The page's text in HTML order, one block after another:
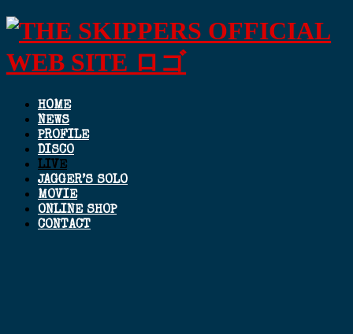
HOME
NEWS
PROFILE
DISCO
LIVE
JAGGER’S SOLO
MOVIE
ONLINE SHOP
CONTACT